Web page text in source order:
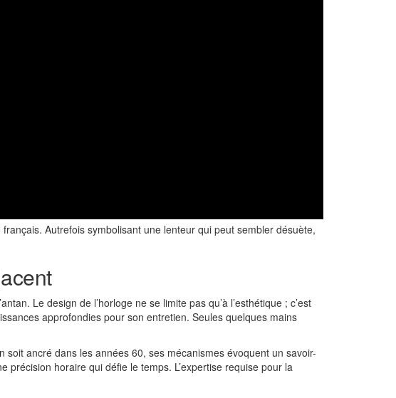
Autrefois symbolisant une lenteur qui peut sembler désuète,
Le design de l’horloge ne se limite pas qu’à l’esthétique ; c’est
approfondies pour son entretien. Seules quelques mains
ancré dans les années 60, ses mécanismes évoquent un savoir-
horaire qui défie le temps. L’expertise requise pour la